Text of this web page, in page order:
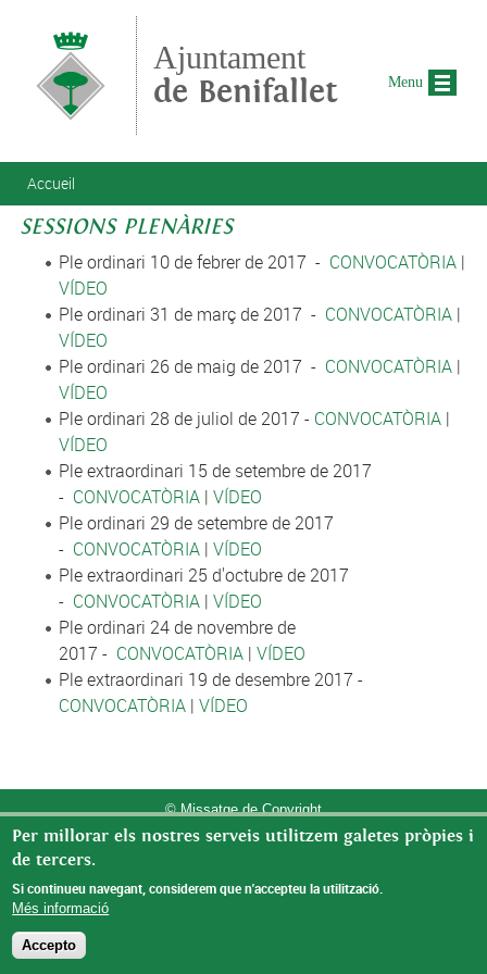
Ajuntament
de Benifallet
Vous êtes ici
Accueil
SESSIONS PLENÀRIES
Ple ordinari 10 de febrer de 2017 - CONVOCATÒRIA|
VÍDEO
Ple ordinari 31 de març de 2017 - CONVOCATÒRIA|
VÍDEO
Ple ordinari 26 de maig de 2017 - CONVOCATÒRIA|
VÍDEO
Ple ordinari 28 de juliol de 2017 - CONVOCATÒRIA|
VÍDEO
Ple extraordinari 15 de setembre de 2017
- CONVOCATÒRIA| VÍDEO
Ple ordinari 29 de setembre de 2017
- CONVOCATÒRIA| VÍDEO
Ple extraordinari 25 d'octubre de 2017
- CONVOCATÒRIA| VÍDEO
Ple ordinari 24 de novembre de
2017 - CONVOCATÒRIA| VÍDEO
Ple extraordinari 19 de desembre 2017 -
CONVOCATÒRIA| VÍDEO
© Missatge de Copyright
Menu
Per millorar els nostres serveis utilitzem galetes pròpies i
de tercers.
Si continueu navegant, considerem que n'accepteu la utilització.
Més informació
Accepto